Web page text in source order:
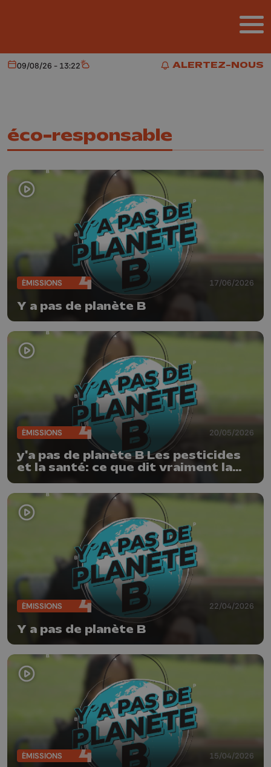
ALERTEZ-NOUS
ALERTEZ-NOUS
Aujourd'hui
09/08/26 - 13:22 Météo
éco-responsable
ÉMISSIONS 17/06/2026
Y a pas de planète B
ÉMISSIONS 20/05/2026
y'a pas de planète B Les pesticides
et la santé: ce que dit vraiment la
ÉMISSIONS 22/04/2026
Y a pas de planète B
ÉMISSIONS 15/04/2026